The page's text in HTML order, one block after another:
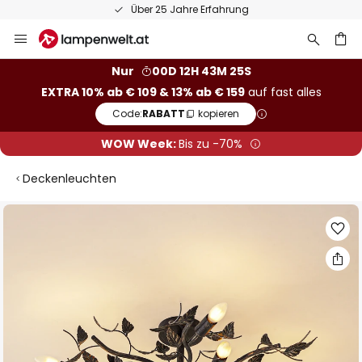
Über 25 Jahre Erfahrung
Inhalt
Nur
00D 12H 43M 25S
EXTRA 10% ab € 109 & 13% ab € 159auf fast alles
Code:RABATT kopieren
WOW Week:Bis zu -70%
Deckenleuchten
Zum